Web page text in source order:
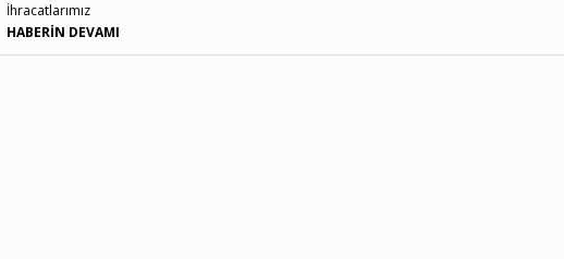
İhracatlarımız
HABERİN DEVAMI